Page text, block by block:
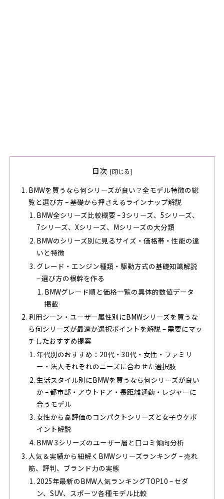
目次
BMWを買うなら何シリーズが良い？全モデル特徴の総
覧と選び方 – 基礎から押さえるラインナップ解説
BMW全シリーズ比較概要 – 3シリーズ、5シリーズ、
7シリーズ、Xシリーズ、Mシリーズの大分類
BMWのシリーズ別に見るサイズ・価格帯・性能の違
いと特徴
グレード・エンジン種類・駆動方式の基礎知識解説
– 選び方の根幹を作る
BMWグレード順と価格一覧の具体的数値データ
掲載
利用シーン・ユーザー属性別にBMWシリーズを買うな
ら何シリーズが最適か選択ポイントを解説 – 需要にマッ
チしたおすすめ提案
年代別のおすすめ：20代・30代・女性・ファミリ
ー・法人それぞれのニーズに合わせた選択肢
生活スタイル別にBMWを買うなら何シリーズが良い
か – 都市部・アウトドア・長距離通勤・レジャーに
合うモデル
女性から高評価のコンパクトシリーズと女子ウケポ
イント解説
BMW 3シリーズのユーザー層と口コミ傾向分析
人気＆実績から紐解くBMWシリーズランキング – 売れ
筋、評判、ブランド力の実態
2025年最新のBMW人気ランキングTOP10 – セダ
ン、SUV、スポーツ各種モデル比較